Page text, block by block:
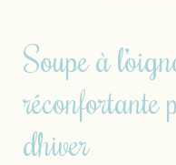
MenuSoupe à
réconfortante
d’hiver